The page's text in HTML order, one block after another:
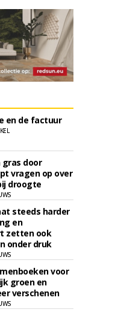
en de factuur
gras door
vragen op over
droogte
steeds harder
en
zetten ook
onder druk
voor
groen en
verschenen